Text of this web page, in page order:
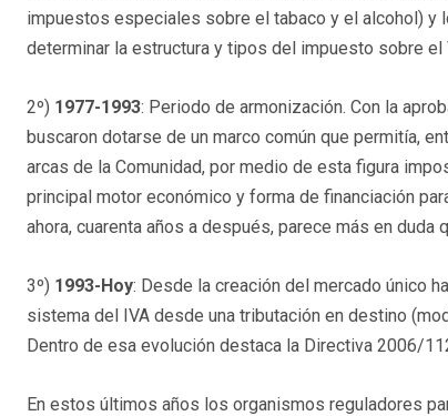
impuestos especiales sobre el tabaco y el alcohol)
determinar la estructura y tipos del impuesto sobre el
2º) 1977-1993: Periodo de armonización. Con la
buscaron dotarse de un marco común que permitía,
arcas de la Comunidad, por medio de esta figura
principal motor económico y forma de financiación
ahora, cuarenta años a después, parece más en duda
3º) 1993-Hoy: Desde la creación del mercado único
sistema del IVA desde una tributación en destino
Dentro de esa evolución destaca la Directiva 2006/
En estos últimos años los organismos reguladores